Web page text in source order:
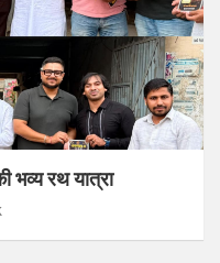
भव्य रथ यात्रा